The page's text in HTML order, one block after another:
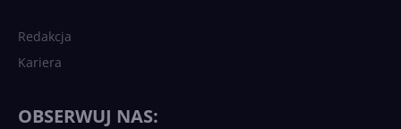
Redakcja
Kariera
OBSERWUJ NAS: